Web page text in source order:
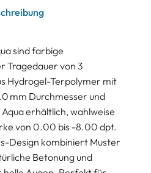
sind farbige
Tragedauer von 3
Hydrogel-Terpolymer mit
mm Durchmesser und
erhältlich, wahlweise
von 0.00 bis -8.00 dpt.
Design kombiniert Muster
Betonung und